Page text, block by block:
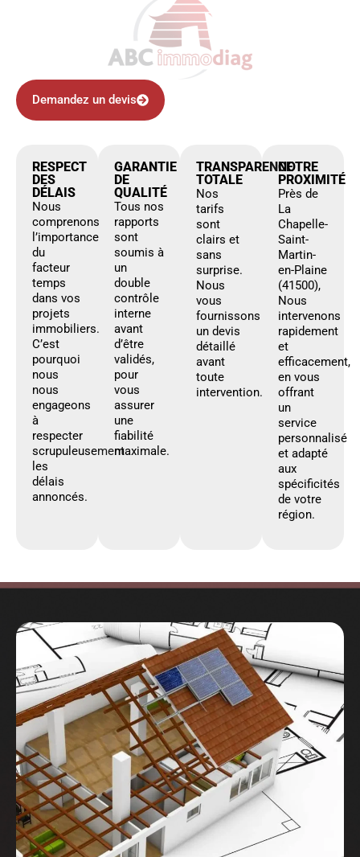
Demandez un devis
RESPECT
DES
DÉLAIS
Nous
comprenons
l’importance
du
facteur
temps
dans vos
projets
immobiliers.
C’est
pourquoi
nous
nous
engageons
à
respecter
scrupuleusement
les
délais
annoncés.
GARANTIE
DE
QUALITÉ
Tous nos
rapports
sont
soumis à
un
double
contrôle
interne
avant
d’être
validés,
pour
vous
assurer
une
fiabilité
maximale.
TRANSPARENCE
TOTALE
Nos
tarifs
sont
clairs et
sans
surprise.
Nous
vous
fournissons
un devis
détaillé
avant
toute
intervention.
NOTRE
PROXIMITÉ
Près de
La
Chapelle-
Saint-
Martin-
en-Plaine
(41500),
Nous
intervenons
rapidement
et
efficacement,
en vous
offrant
un
service
personnalisé
et adapté
aux
spécificités
de votre
région.